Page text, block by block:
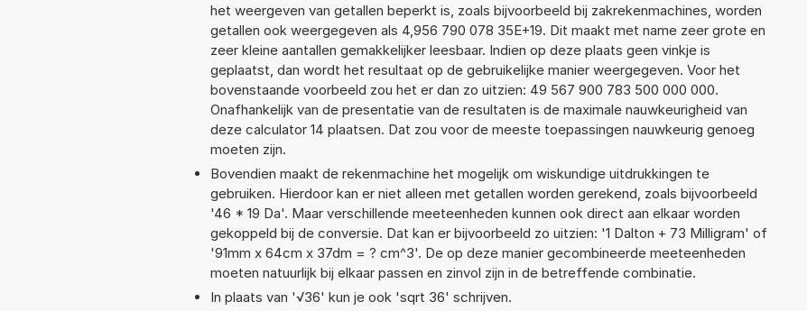
het weergeven van getallen beperkt is, zoals bijvoorbeeld bij zakrekenmachines, worden
getallen ook weergegeven als 4,956 790 078 35E+19. Dit maakt met name zeer grote en
zeer kleine aantallen gemakkelijker leesbaar. Indien op deze plaats geen vinkje is
geplaatst, dan wordt het resultaat op de gebruikelijke manier weergegeven. Voor het
bovenstaande voorbeeld zou het er dan zo uitzien: 49 567 900 783 500 000 000.
Onafhankelijk van de presentatie van de resultaten is de maximale nauwkeurigheid van
deze calculator 14 plaatsen. Dat zou voor de meeste toepassingen nauwkeurig genoeg
moeten zijn.
Bovendien maakt de rekenmachine het mogelijk om wiskundige uitdrukkingen te
gebruiken. Hierdoor kan er niet alleen met getallen worden gerekend, zoals bijvoorbeeld
'46 * 19 Da'. Maar verschillende meeteenheden kunnen ook direct aan elkaar worden
gekoppeld bij de conversie. Dat kan er bijvoorbeeld zo uitzien: '1 Dalton + 73 Milligram' of
'91mm x 64cm x 37dm = ? cm^3'. De op deze manier gecombineerde meeteenheden
moeten natuurlijk bij elkaar passen en zinvol zijn in de betreffende combinatie.
In plaats van '√36' kun je ook 'sqrt 36' schrijven.